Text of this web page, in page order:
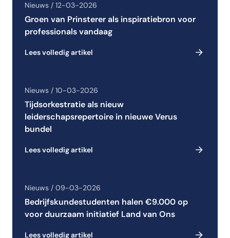
Nieuws / 12-03-2026
Groen van Prinsterer als inspiratiebron voor
professionals vandaag
Lees volledig artikel
Nieuws / 10-03-2026
Tijdsorkestratie als nieuw
leiderschapsrepertoire in nieuwe Verus
bundel
Lees volledig artikel
Nieuws / 09-03-2026
Bedrijfskundestudenten halen €9.000 op
voor duurzaam initiatief Land van Ons
Lees volledig artikel